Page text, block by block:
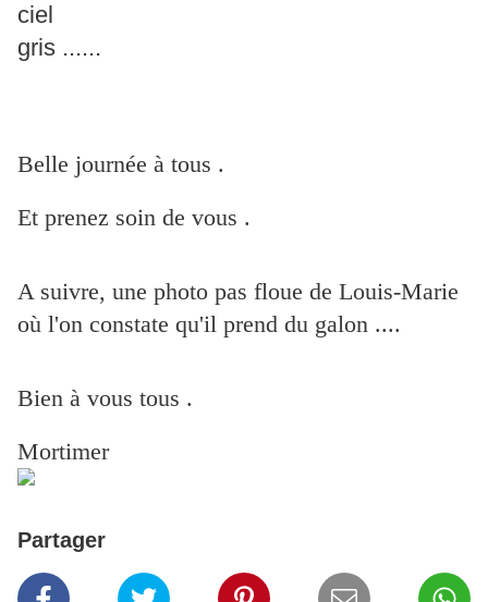
ciel
gris ......
Belle journée à tous .
Et prenez soin de vous .
A suivre, une photo pas floue de Louis-Marie
où l'on constate qu'il prend du galon ....
Bien à vous tous .
Mortimer
Partager